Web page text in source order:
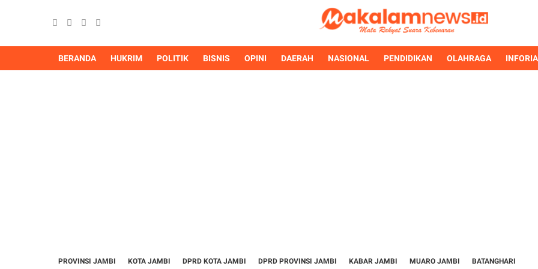
BERANDA HUKRIM POLITIK BISNIS OPINI DAERAH NASIONAL PENDIDIKAN OLAHRAGA
PROVINSI JAMBI KOTA JAMBI DPRD KOTA JAMBI DPRD PROVINSI JAMBI KABAR JAMBI MUARO JAMBI BATANGHARI